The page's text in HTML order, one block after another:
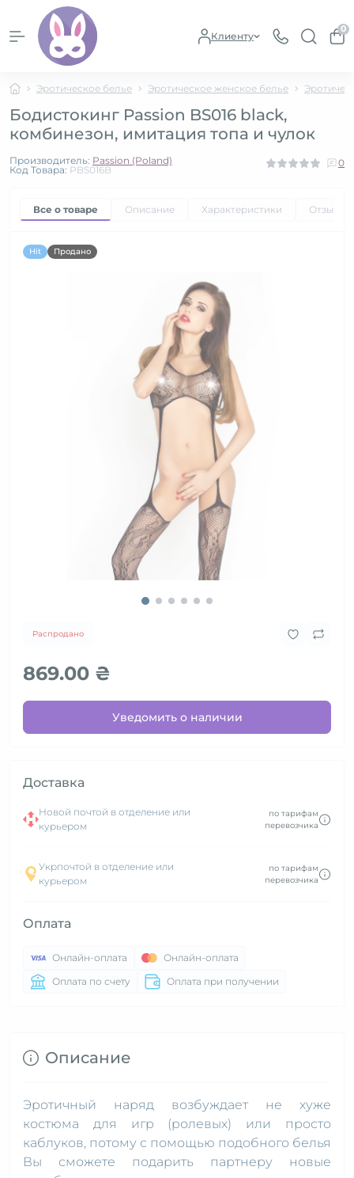
Клиенту
0
Эротическое белье Эротическое женское белье
Бодистокинг Passion BS016 black,
комбинезон, имитация топа и чулок
Производитель: Passion (Poland)
Код Товара: PBS016B
0
Все о товаре Описание Характеристики Отзывы
Hit Продано
Распродано
869.00 ₴
Уведомить о наличии
Доставка
Новой почтой в отделение или
курьером
по тарифам
перевозчика
Укрпочтой в отделение или
курьером
по тарифам
перевозчика
Оплата
Онлайн-оплата
Онлайн-оплата
Оплата по счету
Оплата при получении
Описание
Эротичный наряд возбуждает не хуже
костюма для игр (ролевых) или просто
каблуков, потому с помощью подобного белья
Вы сможете подарить партнеру новые